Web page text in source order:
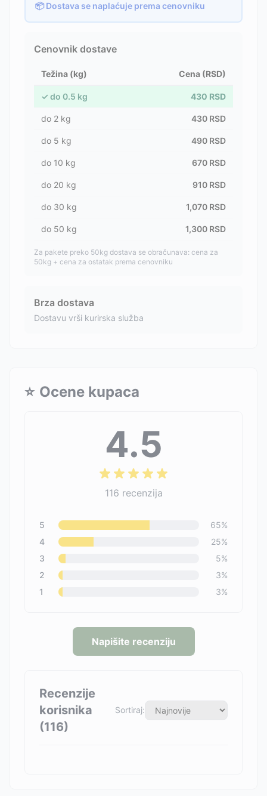
📦 Dostava se naplaćuje prema cenovniku
Cenovnik dostave
Težina (kg) Cena (RSD)
✓ do 0.5 kg 430 RSD
do 2 kg 430 RSD
do 5 kg 490 RSD
do 10 kg 670 RSD
do 20 kg 910 RSD
do 30 kg 1,070 RSD
do 50 kg 1,300 RSD
Za pakete preko 50kg dostava se obračunava: cena za
50kg + cena za ostatak prema cenovniku
Brza dostava
Dostavu vrši kurirska služba
⭐ Ocene kupaca
4.5
116 recenzija
5 65%
4
25%
3
5%
2
3%
1
3%
Napišite recenziju
Recenzije
korisnika
(116)
Sortiraj: